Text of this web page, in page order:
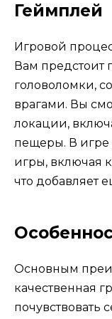
Геймплей
Игровой
Вам предстоит
головоломки,
врагами. Вы
локации,
пещеры. В игре
игры, включая
что добавляет
Основным
качественная
почувствовать